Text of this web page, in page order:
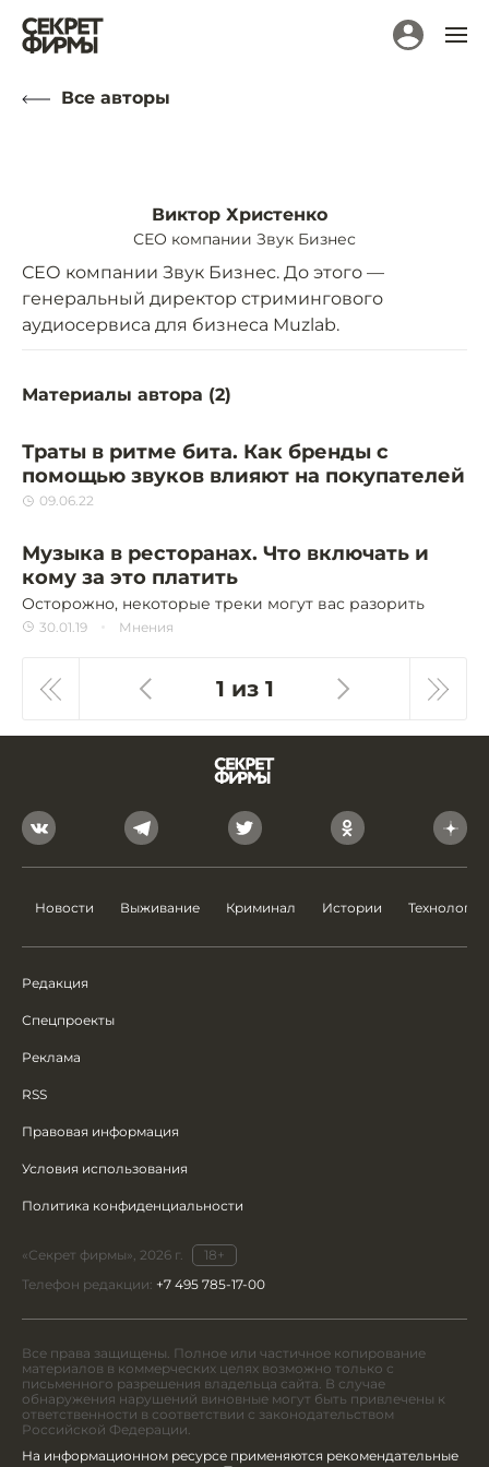
Все авторы
Виктор Христенко
СЕО компании Звук Бизнес
СЕО компании Звук Бизнес. До этого —
генеральный директор стримингового
аудиосервиса для бизнеса Muzlab.
Материалы автора (2)
Траты в ритме бита. Как бренды с
помощью звуков влияют на покупателей
09.06.22
Музыка в ресторанах. Что включать и
кому за это платить
Осторожно, некоторые треки могут вас разорить
30.01.19 Мнения
1 из 1
Новости Выживание Криминал Истории Технологии
Редакция
Спецпроекты
Реклама
RSS
Правовая информация
Условия использования
Политика конфиденциальности
«Секрет фирмы», 2026 г.
18+
Телефон редакции: +7 495 785-17-00
Все права защищены. Полное или частичное копирование
материалов в коммерческих целях возможно только с
письменного разрешения владельца сайта. В случае
обнаружения нарушений виновные могут быть привлечены к
ответственности в соответствии с законодательством
Российской Федерации.
На информационном ресурсе применяются рекомендательные